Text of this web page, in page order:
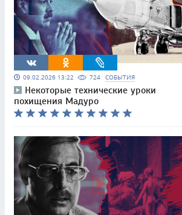
09.02.2026 13:22 724 СОБЫТИЯ
Некоторые технические уроки
похищения Мадуро